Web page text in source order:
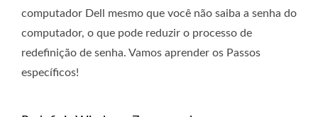
computador Dell mesmo que você não saiba a senha do
computador, o que pode reduzir o processo de
redefinição de senha. Vamos aprender os Passos
específicos!